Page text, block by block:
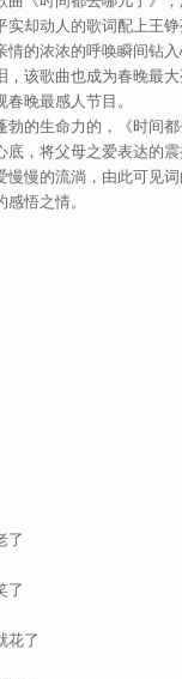
却动人的歌词配上王铮
情的浓浓的呼唤瞬间钻
，该歌曲也成为春晚最
晚最感人节目。
勃的生命力的，《时间
底，将父母之爱表达的
慢慢的流淌，由此可见
悟之情。
了
了
花了